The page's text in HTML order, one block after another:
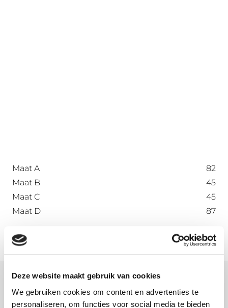
Deze website maakt gebruik van cookies
We gebruiken cookies om content en advertenties te
personaliseren, om functies voor social media te bieden
Maat A
82
Maat B
45
Maat C
45
Maat D
87
Meer informatie
Wat is onbehandeld aluminium?